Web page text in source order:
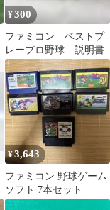
¥300
ファミコン ベストプ
レープロ野球 説明書
¥3,643
ファミコン 野球ゲーム
ソフト 7本セット